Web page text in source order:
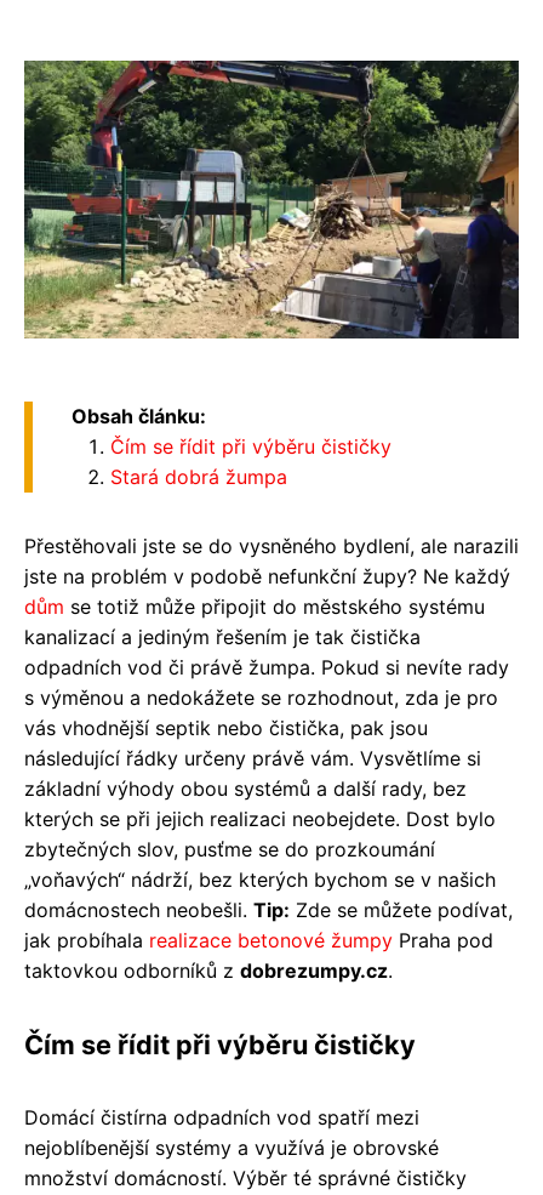
Obsah článku:
Čím se řídit při výběru čističky
Stará dobrá žumpa
Přestěhovali jste se do vysněného bydlení, ale narazili
jste na problém v podobě nefunkční župy? Ne každý
dům se totiž může připojit do městského systému
kanalizací a jediným řešením je tak čistička
odpadních vod či právě žumpa. Pokud si nevíte rady
s výměnou a nedokážete se rozhodnout, zda je pro
vás vhodnější septik nebo čistička, pak jsou
následující řádky určeny právě vám. Vysvětlíme si
základní výhody obou systémů a další rady, bez
kterých se při jejich realizaci neobejdete. Dost bylo
zbytečných slov, pusťme se do prozkoumání
„voňavých“ nádrží, bez kterých bychom se v našich
domácnostech neobešli. Tip: Zde se můžete podívat,
jak probíhala realizace betonové žumpy Praha pod
taktovkou odborníků z dobrezumpy.cz.
Čím se řídit při výběru čističky
Domácí čistírna odpadních vod spatří mezi
nejoblíbenější systémy a využívá je obrovské
množství domácností. Výběr té správné čističky